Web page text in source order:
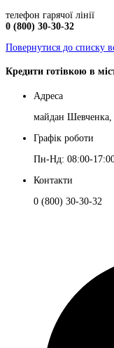
телефон гарячої лінії
0 (800) 30-30-32
Повернутися до списку
Кредити готівкою в
Адреса
майдан Шевченка,
Графік роботи
Пн-Нд: 08:00-
Контакти
0 (800) 30-30-32